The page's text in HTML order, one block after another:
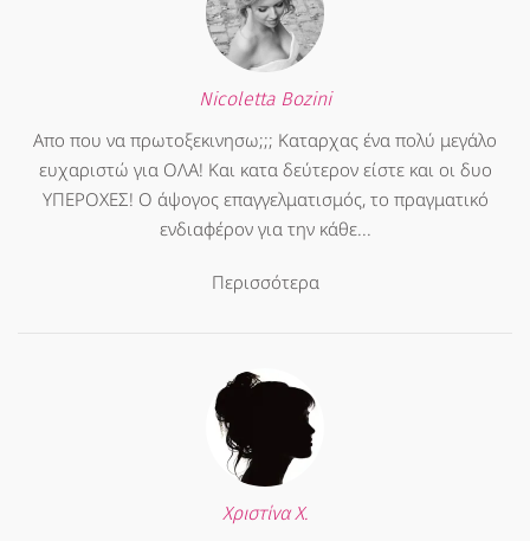
Nicoletta Bozini
Απο που να πρωτοξεκινησω;;; Καταρχας ένα πολύ μεγάλο
ευχαριστώ για ΟΛΑ! Και κατα δεύτερον είστε και οι δυο
ΥΠΕΡΟΧΕΣ! Ο άψογος επαγγελματισμός, το πραγματικό
ενδιαφέρον για την κάθε...
Περισσότερα
Χριστίνα Χ.